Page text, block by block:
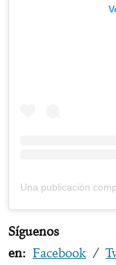
Una publicación
Síguenos
en: Facebook /